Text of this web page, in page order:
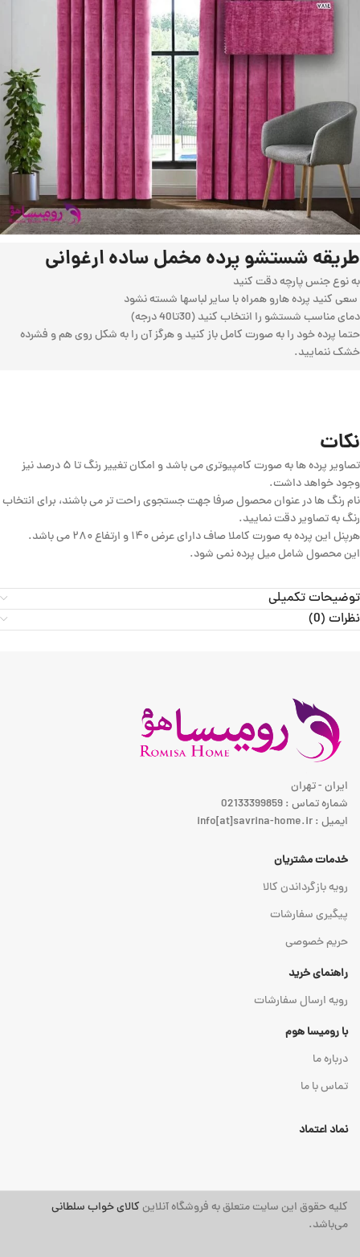
طریقه شستشو پرده مخمل ساده ارغوانی
به نوع جنس پارچه دقت کنید
سعی کنید پرده هارو همراه با سایر لباسها شسته نشود
دمای مناسب شستشو را انتخاب کنید (30تا40 درجه)
حتما پرده خود را به صورت کامل باز کنید و هرگز آن را به شکل روی هم و فشرده
خشک ننمایید.
نکات
تصاویر پرده ها به صورت کامپیوتری می باشد و امکان تغییر رنگ تا ۵ درصد نیز
وجود خواهد داشت.
نام رنگ ها در عنوان محصول صرفا جهت جستجوی راحت تر می باشند، برای انتخاب
رنگ به تصاویر دقت نمایید.
هرپنل این پرده به صورت کاملا صاف دارای عرض ۱۴۰ و ارتفاع ۲۸۰ می باشد.
این محصول شامل میل پرده نمی شود.
توضیحات تکمیلی
نظرات (0)
ایران - تهران
شماره تماس : 02133399859
ایمیل : info[at]savrina-home.ir
خدمات مشتریان
رویه بازگرداندن کالا
پیگیری سفارشات
حریم خصوصی
راهنمای خرید
رویه ارسال سفارشات
با رومیسا هوم
درباره ما
تماس با ما
نماد اعتماد
کلیه حقوق این سایت متعلق به فروشگاه آنلاینکالای خواب سلطانی
می‌باشد.